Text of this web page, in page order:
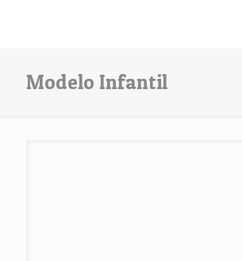
Modelo Infantil